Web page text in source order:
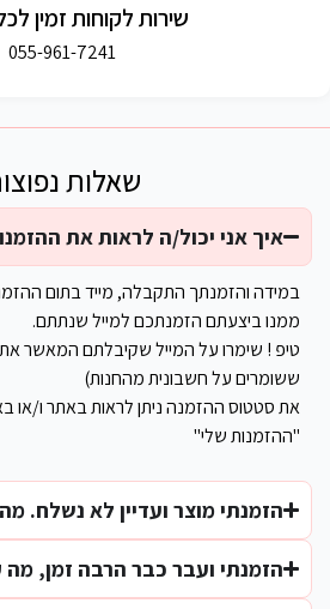
איך אני יכול/ה לראות את
במידה והזמנתך התקבלה, מייד בתום
ממנו ביצעתם הזמנתכם למייל שנתתם.
טיפ ! שימרו על המייל שקיבלתם המאשר
ששומרים על חשבונית מהחנות)
את סטטוס ההזמנה ניתן לראות באתר ו/או
"ההזמנות שלי"
הזמנתי מוצר ועדיין לא נשלח.
הזמנתי ועבר כבר הרבה זמן, מה
שאלות
שירות לקוחות זמין
055-961-7241